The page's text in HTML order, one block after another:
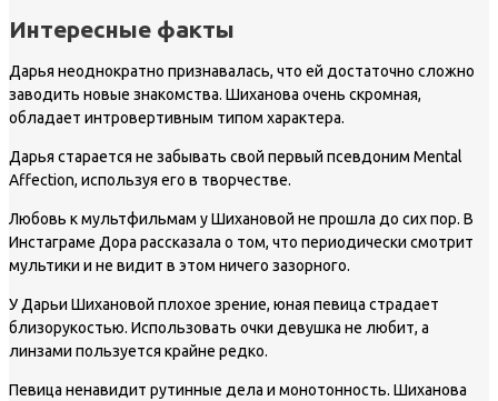
Интересные факты
Дарья неоднократно признавалась, что ей достаточно сложно
заводить новые знакомства. Шиханова очень скромная,
обладает интровертивным типом характера.
Дарья старается не забывать свой первый псевдоним Mental
Affection, используя его в творчестве.
Любовь к мультфильмам у Шихановой не прошла до сих пор. В
Инстаграме Дора рассказала о том, что периодически смотрит
мультики и не видит в этом ничего зазорного.
У Дарьи Шихановой плохое зрение, юная певица страдает
близорукостью. Использовать очки девушка не любит, а
линзами пользуется крайне редко.
Певица ненавидит рутинные дела и монотонность. Шиханова